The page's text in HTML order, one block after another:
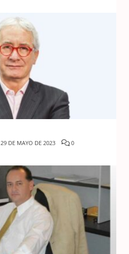
29 DE MAYO DE 2023 0